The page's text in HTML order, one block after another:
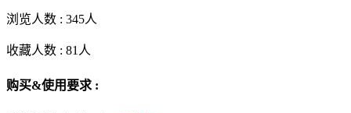
浏览人数 : 345人
收藏人数 : 81 人
购买&使用要求 :